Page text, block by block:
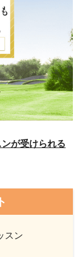
が受けられる
スン